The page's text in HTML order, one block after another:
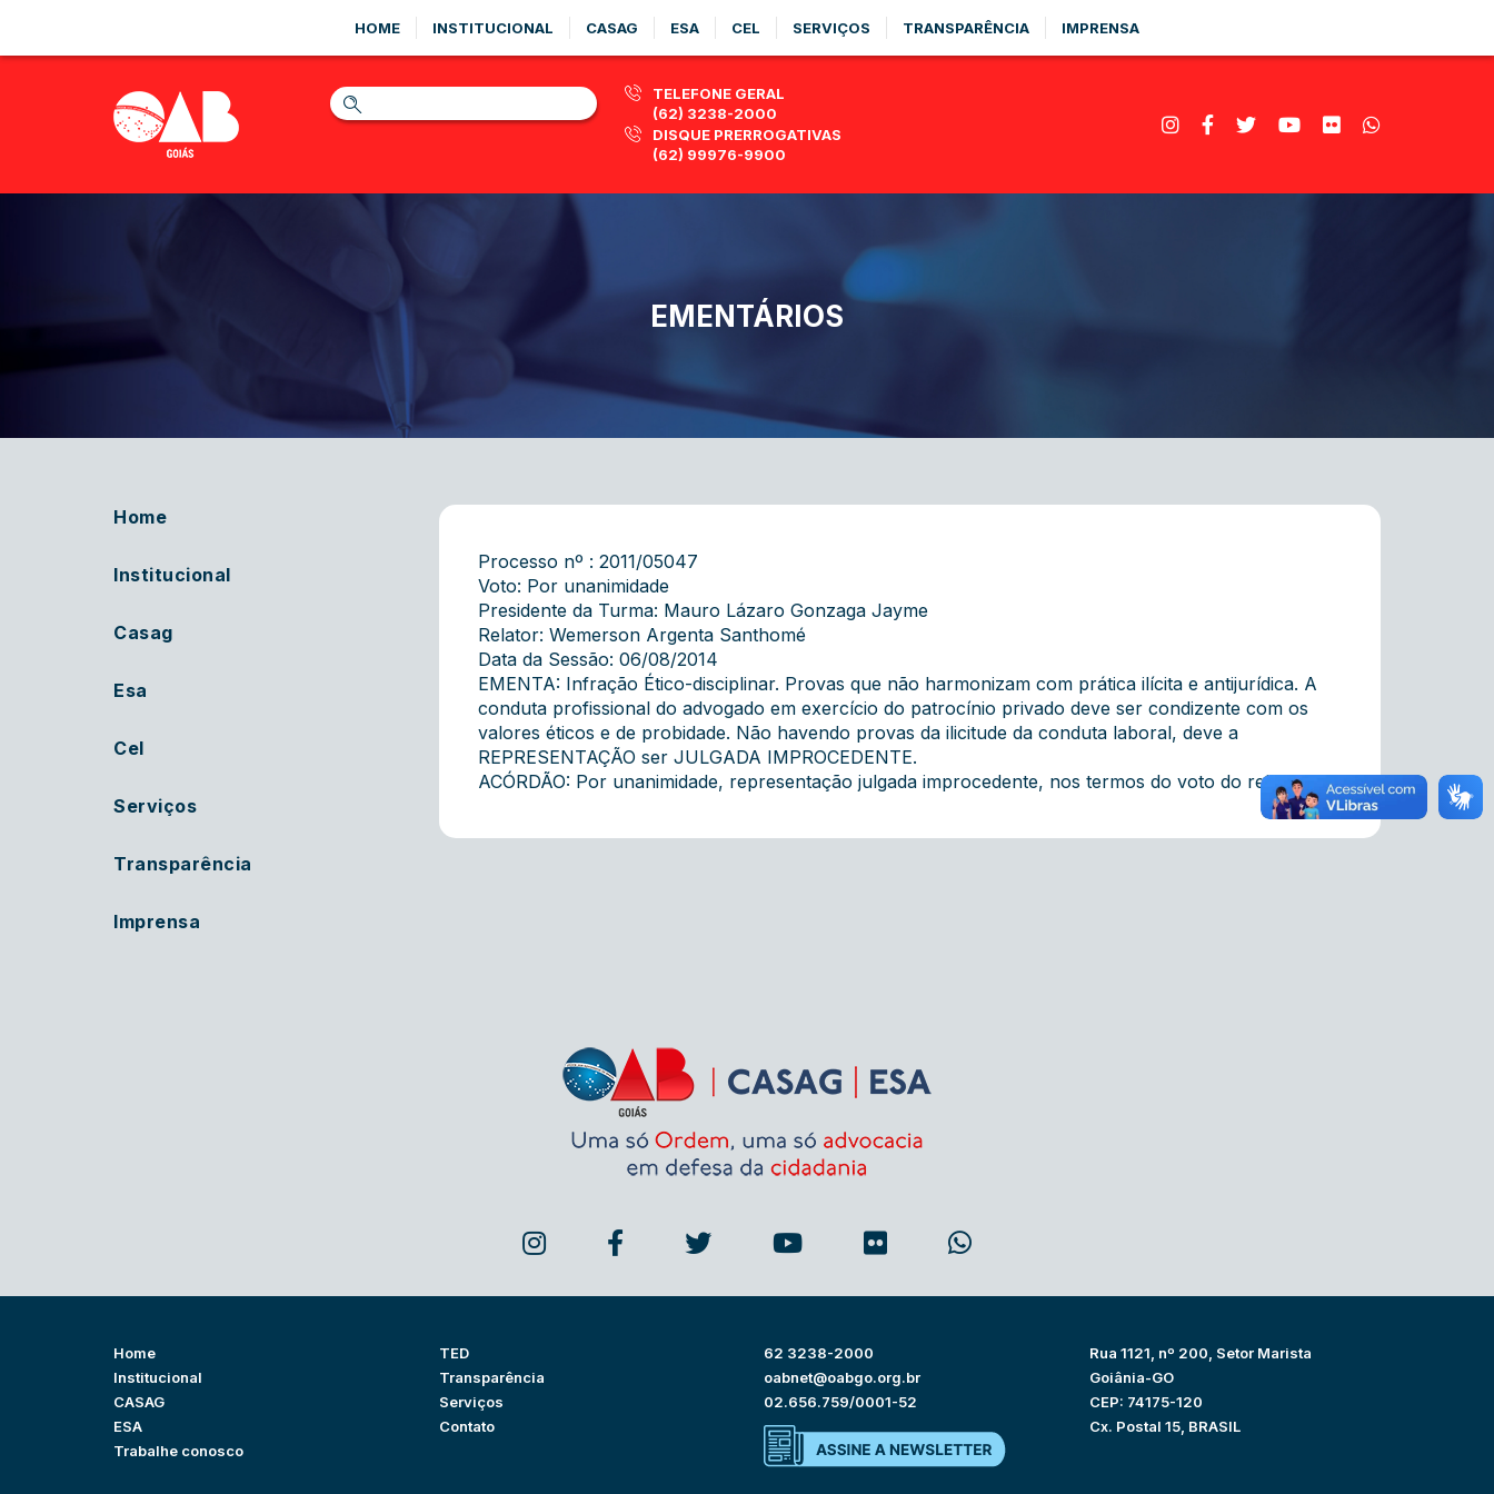
HOME INSTITUCIONAL CASAG ESA CEL SERVIÇOS TRANSPARÊNCIA IMPRENSA
TELEFONE GERAL
(62) 3238-2000
DISQUE PRERROGATIVAS
(62) 99976-9900
EMENTÁRIOS
Home
Institucional
Casag
Esa
Cel
Serviços
Transparência
Imprensa
Processo nº : 2011/05047
Voto: Por unanimidade
Presidente da Turma: Mauro Lázaro Gonzaga Jayme
Relator: Wemerson Argenta Santhomé
Data da Sessão: 06/08/2014
EMENTA: Infração Ético-disciplinar. Provas que não harmonizam com prática ilícita e antijurídica. A
conduta profissional do advogado em exercício do patrocínio privado deve ser condizente com os
valores éticos e de probidade. Não havendo provas da ilicitude da conduta laboral, deve a
REPRESENTAÇÃO ser JULGADA IMPROCEDENTE.
ACÓRDÃO: Por unanimidade, representação julgada improcedente, nos termos do voto do relator.
Home
Institucional
CASAG
ESA
Trabalhe conosco
TED
Transparência
Serviços
Contato
62 3238-2000
oabnet@oabgo.org.br
02.656.759/0001-52
Rua 1121, nº 200, Setor Marista
Goiânia-GO
CEP: 74175-120
Cx. Postal 15, BRASIL